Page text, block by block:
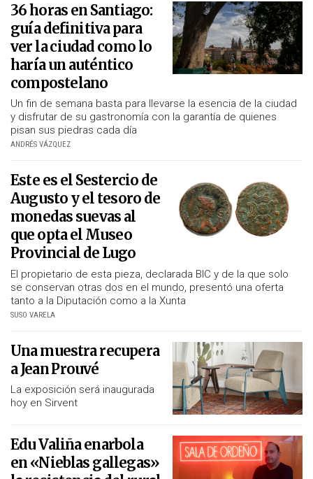
36 horas en Santiago:
guía definitiva para
ver la ciudad como lo
haría un auténtico
compostelano
Un fin de semana basta para llevarse la esencia de la ciudad
y disfrutar de su gastronomía con la garantía de quienes
pisan sus piedras cada día
ANDRÉS VÁZQUEZ
Este es el Sestercio de
Augusto y el tesoro de
monedas suevas al
que opta el Museo
Provincial de Lugo
El propietario de esta pieza, declarada BIC y de la que solo
se conservan otras dos en el mundo, presentó una oferta
tanto a la Diputación como a la Xunta
SUSO VARELA
Una muestra recupera
a Jean Prouvé
La exposición será inaugurada
hoy en Sirvent
Edu Valiña enarbola
en «Nieblas gallegas»